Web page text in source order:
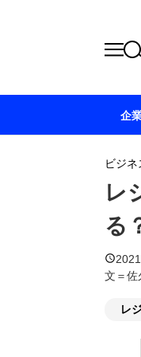
ビジ
レ
る
文＝佐
レ
企